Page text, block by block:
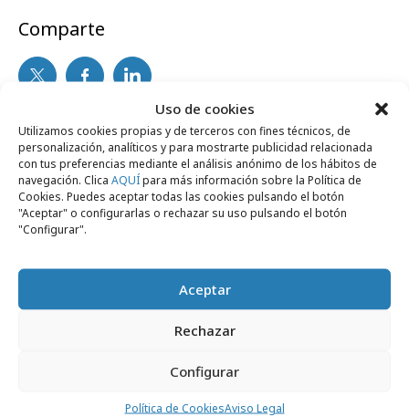
Uso de cookies
Utilizamos cookies propias y de terceros con fines técnicos, de
personalización, analíticos y para mostrarte publicidad relacionada
con tus preferencias mediante el análisis anónimo de los hábitos de
navegación. Clica AQUÍpara más información sobre la Política de
Cookies. Puedes aceptar todas las cookies pulsando el botón
"Aceptar" o configurarlas o rechazar su uso pulsando el botón
"Configurar".
Aceptar
Rechazar
Configurar
Política de CookiesAviso Legal
Comparte
Noticias Relacionadas
Campañas